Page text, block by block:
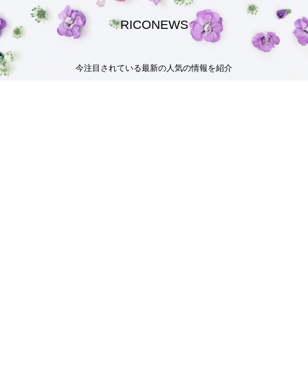
RICONEWS
今注目されている最新の人気の情報を紹介